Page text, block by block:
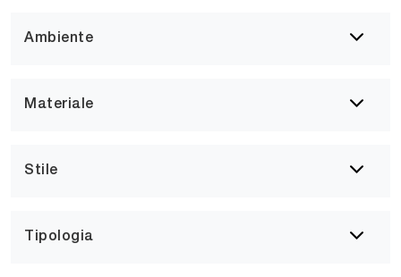
Ambiente
Materiale
Stile
Tipologia